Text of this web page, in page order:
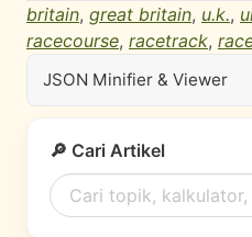
britain, great britain, u.k.,
racecourse, racetrack,
JSON Minifier & Viewer
🔎 Cari Artikel